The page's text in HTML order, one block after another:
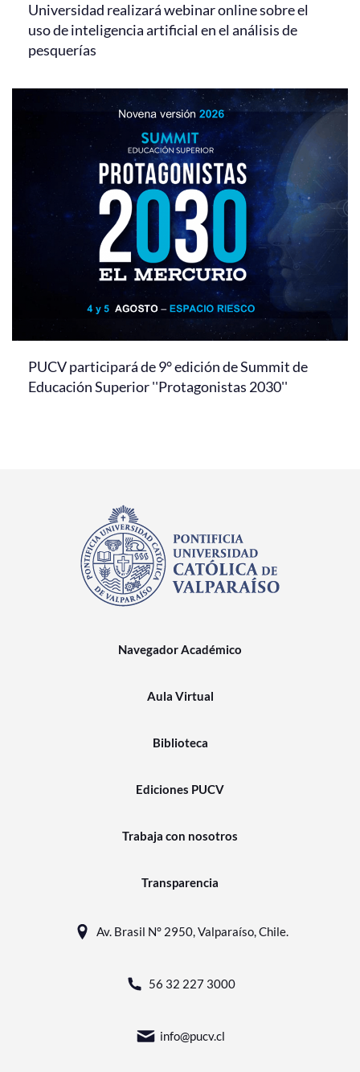
Universidad realizará webinar online sobre el
uso de inteligencia artificial en el análisis de
pesquerías
PUCV participará de 9° edición de Summit de
Educación Superior ''Protagonistas 2030''
Navegador Académico
Aula Virtual
Biblioteca
Ediciones PUCV
Trabaja con nosotros
Transparencia
Av. Brasil N° 2950, Valparaíso, Chile.
56 32 227 3000
info@pucv.cl